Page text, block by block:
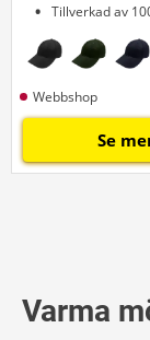
Webbshop
Se
Varma